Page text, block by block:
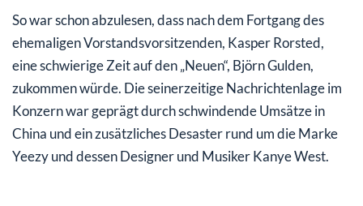
belohnt
So war schon abzulesen, dass nach dem Fortgang des
ehemaligen Vorstandsvorsitzenden, Kasper Rorsted,
eine schwierige Zeit auf den „Neuen“, Björn Gulden,
zukommen würde. Die seinerzeitige Nachrichtenlage im
Konzern war geprägt durch schwindende Umsätze in
China und ein zusätzliches Desaster rund um die Marke
Yeezy und dessen Designer und Musiker Kanye West.